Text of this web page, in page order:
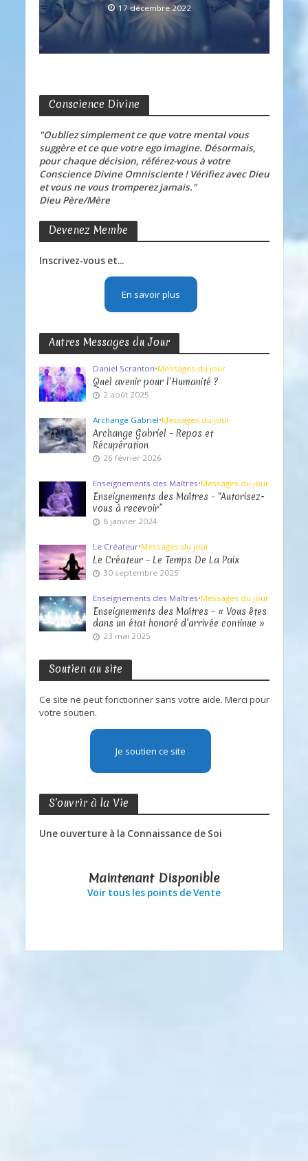
17 décembre 2022
Conscience Divine
"Oubliez simplement ce que votre mental vous
suggère et ce que votre ego imagine. Désormais,
pour chaque décision, référez-vous à votre
Conscience Divine Omnisciente ! Vérifiez avec Dieu
et vous ne vous tromperez jamais."
Dieu Père/Mère
Devenez Membe
Inscrivez-vous et...
En savoir plus
Autres Messages du Jour
Daniel Scranton•Messages du jour
Quel avenir pour l’Humanité ?
2 août 2025
Archange Gabriel•Messages du jour
Archange Gabriel – Repos et
Récupération
26 février 2026
Enseignements des Maîtres•Messages du jour
Enseignements des Maîtres – “Autorisez-
vous à recevoir”
8 janvier 2024
Le Créateur•Messages du jour
Le Créateur – Le Temps De La Paix
30 septembre 2025
Enseignements des Maîtres•Messages du jour
Enseignements des Maîtres – « Vous êtes
dans un état honoré d’arrivée continue »
23 mai 2025
Soutien au site
Ce site ne peut fonctionner sans votre aide. Merci pour
votre soutien.
Je soutien ce site
S’ouvrir à la Vie
Une ouverture à la Connaissance de Soi
Maintenant Disponible
Voir tous les points de Vente